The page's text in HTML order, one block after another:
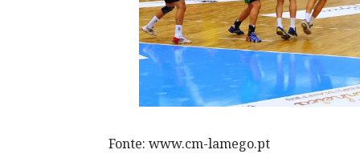
Fonte: www.cm-lamego.pt